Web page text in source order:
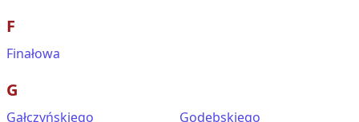
F
Finałowa
G
Gałczyńskiego
Godebskiego